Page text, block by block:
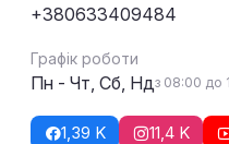
+380633409484
Графік роботи
Пн - Чт, Сб, Ндз 08:00 до
1,39 K 11,4 K